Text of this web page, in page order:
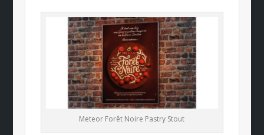
Meteor Forêt Noire Pastry Stout